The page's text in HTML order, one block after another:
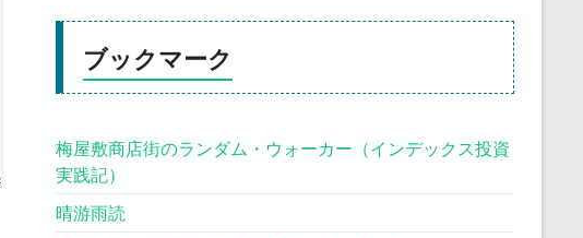
ブックマーク
梅屋敷商店街のランダム・ウォーカー（インデックス投資
実践記）
晴游雨読